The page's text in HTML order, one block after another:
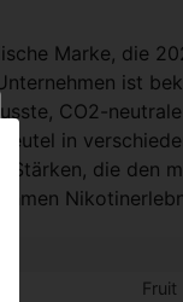
Marke, die
ist
CO2-
in
Stärken, die den
Fruit